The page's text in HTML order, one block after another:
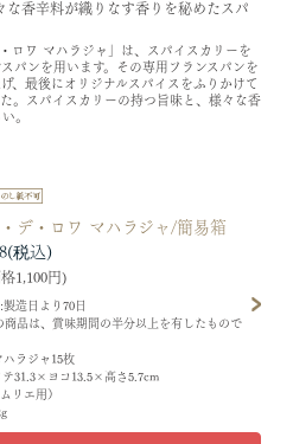
香辛料が織りなす香りを秘めたスパ
ロワ マハラジャ」は、スパイスカリーを
パンを用います。その専用フランスパンを
、最後にオリジナルスパイスをふりかけて
。スパイスカリーの持つ旨味と、様々な香
。
デ・ロワ マハラジャ/簡易箱
造日より70日
商品は、賞味期間の半分以上を有したもので
ラジャ15枚
テ31.3×ヨコ13.5×高さ5.7cm
リエ用）
1,100円)